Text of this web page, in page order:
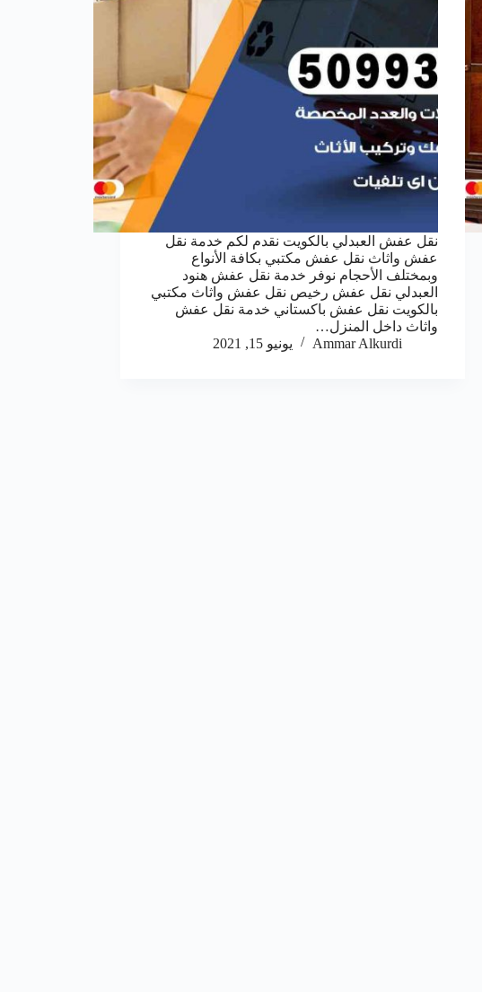
نقل عفش العبدلي بالكويت نقدم لكم خدمة نقل
عفش واثاث نقل عفش مكتبي بكافة الأنواع
وبمختلف الأحجام نوفر خدمة نقل عفش هنود
العبدلي نقل عفش رخيص نقل عفش واثاث مكتبي
بالكويت نقل عفش باكستاني خدمة نقل عفش
واثاث داخل المنزل…
Ammar Alkurdi
يونيو 15, 2021